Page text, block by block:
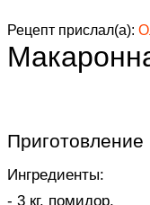
Рецепт прислал(а):
Приготовление
Ингредиенты:
- 3 кг. помидор,